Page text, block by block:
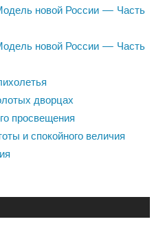
новой России — Часть
новой России — Часть
дворцах
просвещения
и спокойного величия